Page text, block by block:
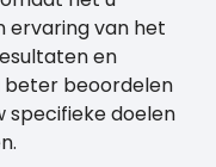
ervaring van het
en
beter beoordelen
specifieke doelen